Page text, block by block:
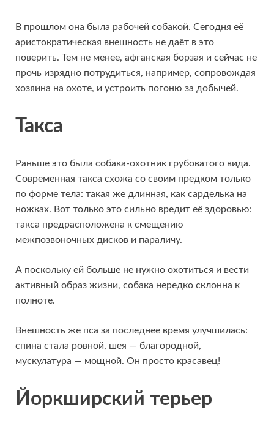
В прошлом она была рабочей собакой. Сегодня её
аристократическая внешность не даёт в это
поверить. Тем не менее, афганская борзая и сейчас не
прочь изрядно потрудиться, например, сопровождая
хозяина на охоте, и устроить погоню за добычей.
Такса
Раньше это была собака-охотник грубоватого вида.
Современная такса схожа со своим предком только
по форме тела: такая же длинная, как сарделька на
ножках. Вот только это сильно вредит её здоровью:
такса предрасположена к смещению
межпозвоночных дисков и параличу.
А поскольку ей больше не нужно охотиться и вести
активный образ жизни, собака нередко склонна к
полноте.
Внешность же пса за последнее время улучшилась:
спина стала ровной, шея — благородной,
мускулатура — мощной. Он просто красавец!
Йоркширский терьер